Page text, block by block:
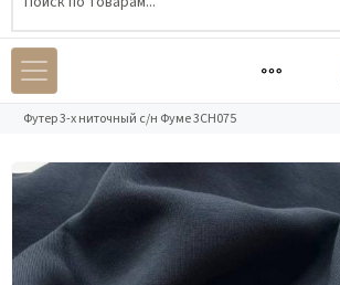
Каталог
Футер 3-х ниточный с/н Фуме 3СН075